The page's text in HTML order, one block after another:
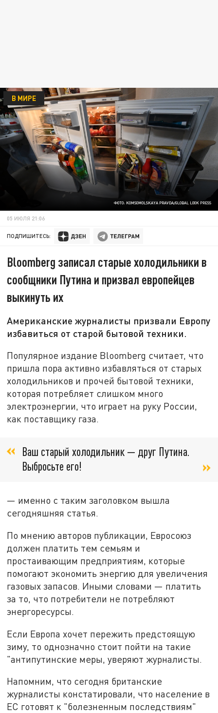
ФОТО: KOMSOMOLSKAYA PRAVDA/GLOBAL LOOK PRESS
В МИРЕ
05 ИЮЛЯ 21:06
ПОДПИШИТЕСЬ:
Bloomberg записал старые холодильники в
сообщники Путина и призвал европейцев
выкинуть их
Американские журналисты призвали Европу
избавиться от старой бытовой техники.
Популярное издание Bloomberg считает, что
пришла пора активно избавляться от старых
холодильников и прочей бытовой техники,
которая потребляет слишком много
электроэнергии, что играет на руку России,
как поставщику газа.
Ваш старый холодильник — друг Путина.
Выбросьте его!
— именно с таким заголовком вышла
сегодняшняя статья.
По мнению авторов публикации, Евросоюз
должен платить тем семьям и
простаивающим предприятиям, которые
помогают экономить энергию для увеличения
газовых запасов. Иными словами — платить
за то, что потребители не потребляют
энергоресурсы.
Если Европа хочет пережить предстоящую
зиму, то однозначно стоит пойти на такие
"антипутинские меры, уверяют журналисты.
Напомним, что сегодня британские
журналисты констатировали, что население в
ЕС готовят к "болезненным последствиям"